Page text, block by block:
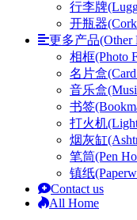
行李牌
开瓶器
更多产品(Other
相框(Photo
名片盒
音乐盒
书签
打火机
烟灰缸
笔筒(Pen
镇纸
Contact us
All Home